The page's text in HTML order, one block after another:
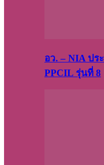
อว. – NIA ปร
PPCIL รุ่นที่ 8